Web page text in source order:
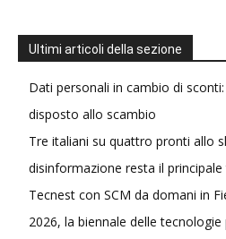
Ultimi articoli della sezione
Dati personali in cambio di
disposto allo scambio
Tre italiani su quattro pronti allo
disinformazione resta il
Tecnest con SCM da domani in
2026, la biennale delle tecnologie